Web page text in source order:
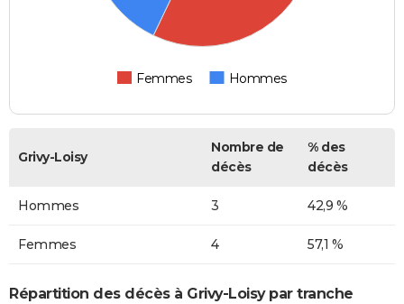
Femmes Hommes
Grivy-Loisy
Nombre de
décès
% des
décès
Hommes 3 42,9 %
Femmes 4 57,1 %
Répartition des décès à Grivy-Loisy par tranche